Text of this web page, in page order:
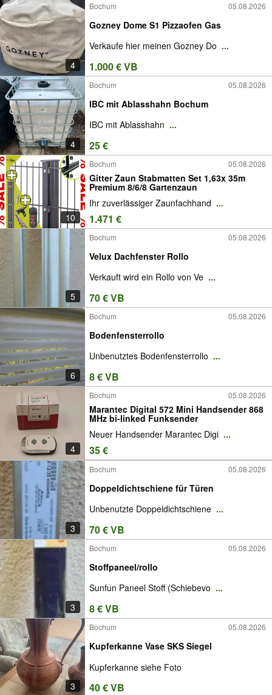
4
Bochum 05.08.2026
Gozney Dome S1 Pizzaofen Gas
Verkaufe hier meinen Gozney Do ...
1.000 € VB
4
Bochum 05.08.2026
IBC mit Ablasshahn Bochum
IBC mit Ablasshahn ...
25 €
10
Bochum 05.08.2026
Gitter Zaun Stabmatten Set 1,63x 35m
Premium 8/6/8 Gartenzaun
Ihr zuverlässiger Zaunfachhand ...
1.471 €
5
Bochum 05.08.2026
Velux Dachfenster Rollo
Verkauft wird ein Rollo von Ve ...
70 € VB
6
Bochum 05.08.2026
Bodenfensterrollo
Unbenutztes Bodenfensterrollo ...
8 € VB
4
Bochum 05.08.2026
Marantec Digital 572 Mini Handsender 868
MHz bi-linked Funksender
Neuer Handsender Marantec Digi ...
35 €
3
Bochum 05.08.2026
Doppeldichtschiene für Türen
Unbenutzte Doppeldichtschiene ...
70 € VB
3
Bochum 05.08.2026
Stoffpaneel/rollo
Sunfun Paneel Stoff (Schiebevo ...
8 € VB
3
Bochum 05.08.2026
Kupferkanne Vase SKS Siegel
Kupferkanne siehe Foto
40 € VB